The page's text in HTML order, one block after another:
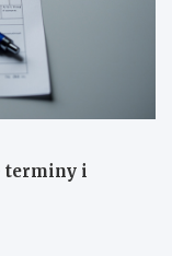
terminy i